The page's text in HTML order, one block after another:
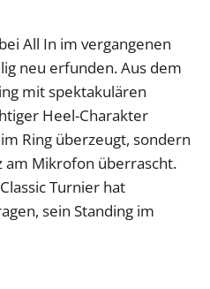
All In im vergangenen
neu erfunden. Aus dem
mit spektakulären
Heel-Charakter
Ring überzeugt, sondern
am Mikrofon überrascht.
Turnier hat
sein Standing im